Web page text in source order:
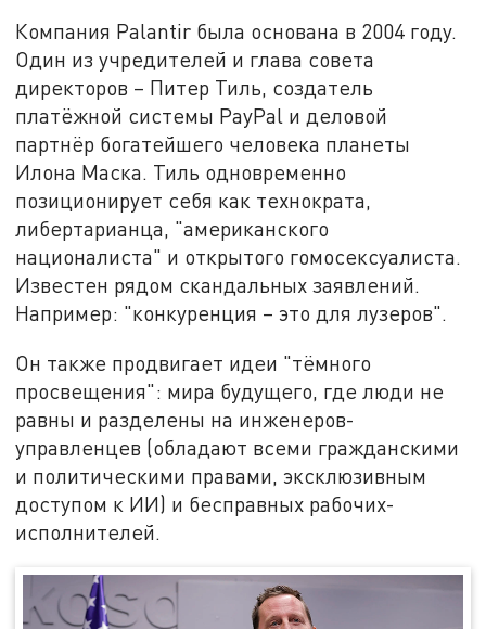
Компания Palantir была основана в 2004 году.
Один из учредителей и глава совета
директоров – Питер Тиль, создатель
платёжной системы PayPal и деловой
партнёр богатейшего человека планеты
Илона Маска. Тиль одновременно
позиционирует себя как технократа,
либертарианца, "американского
националиста" и открытого гомосексуалиста.
Известен рядом скандальных заявлений.
Например: "конкуренция – это для лузеров".
Он также продвигает идеи "тёмного
просвещения": мира будущего, где люди не
равны и разделены на инженеров-
управленцев (обладают всеми гражданскими
и политическими правами, эксклюзивным
доступом к ИИ) и бесправных рабочих-
исполнителей.